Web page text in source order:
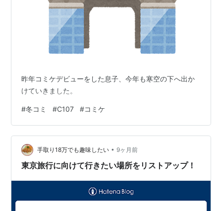
昨年コミケデビューをした息子、今年も寒空の下へ出か
けていきました。
#冬コミ #C107 #コミケ
手取り18万でも趣味したい • 9ヶ月前
東京旅行に向けて行きたい場所をリストアップ！